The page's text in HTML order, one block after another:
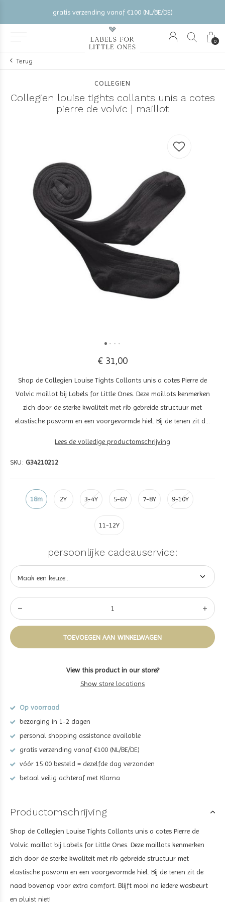
0
gratis verzending vanaf €100 (NL/BE/DE)
Terug
COLLEGIEN
Collegien louise tights collants unis a cotes
pierre de volvic | maillot
€ 31,00
Shop de Collegien Louise Tights Collants unis a cotes Pierre de
Volvic maillot bij Labels for Little Ones. Deze maillots kenmerken
zich door de sterke kwaliteit met rib gebreide structuur met
elastische pasvorm en een voorgevormde hiel. Bij de tenen zit d...
Lees de volledige productomschrijving
SKU: G34210212
18m 2Y 3-4Y 5-6Y 7-8Y 9-10Y
11-12Y
persoonlijke cadeauservice:
TOEVOEGEN AAN WINKELWAGEN
View this product in our store?
Show store locations
Op voorraad
bezorging in 1-2 dagen
personal shopping assistance available
gratis verzending vanaf €100 (NL/BE/DE)
vóór 15:00 besteld = dezelfde dag verzonden
betaal veilig achteraf met Klarna
Productomschrijving
Shop de Collegien Louise Tights Collants unis a cotes Pierre de
Volvic maillot bij Labels for Little Ones. Deze maillots kenmerken
zich door de sterke kwaliteit met rib gebreide structuur met
elastische pasvorm en een voorgevormde hiel. Bij de tenen zit de
naad bovenop voor extra comfort. Blijft mooi na iedere wasbeurt
en pluist niet!